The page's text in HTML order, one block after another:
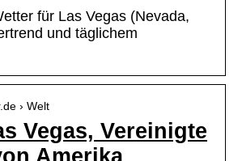
für Las Vegas (Nevada,
und täglichem
› Welt
Vegas, Vereinigte
Amerika